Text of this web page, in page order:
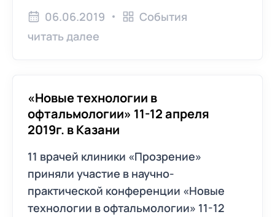
06.06.2019
События
читать далее
«Новые технологии в
офтальмологии» 11-12 апреля
2019г. в Казани
11 врачей клиники «Прозрение»
приняли участие в научно-
практической конференции «Новые
технологии в офтальмологии» 11-12